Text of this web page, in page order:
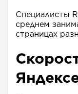
Специалисты
среднем
страницах